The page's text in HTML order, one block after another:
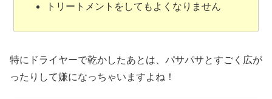
トリートメントをしてもよくなりません
特にドライヤーで乾かしたあとは、パサパサとすごく広が
ったりして嫌になっちゃいますよね！